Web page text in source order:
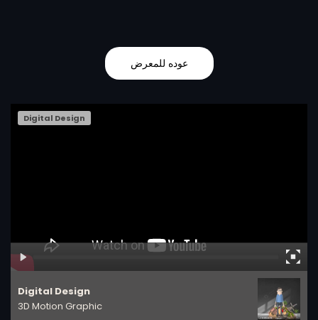
عوده للمعرض
Digital Design
Digital Design
3D Motion Graphic